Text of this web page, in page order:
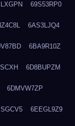
69S53RP0
6AS3LJQ4
6BA9R10Z
6D8BUPZM
6DMVW7ZP
6EEGL9Z9